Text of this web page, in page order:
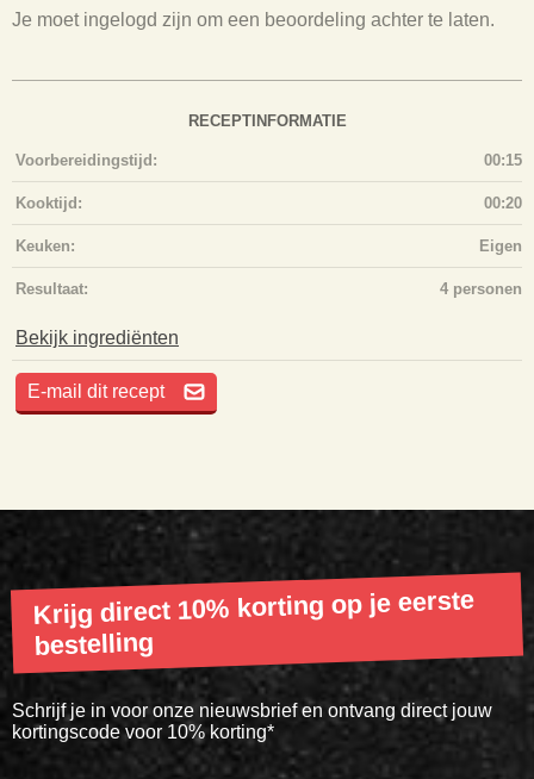
Je moet ingelogd zijn om een beoordeling achter te laten.
RECEPTINFORMATIE
Voorbereidingstijd: 00:15
Kooktijd: 00:20
Keuken: Eigen
Resultaat: 4 personen
Bekijk ingrediënten
E-mail dit recept
Krijg direct 10% korting op je eerste
bestelling
Schrijf je in voor onze nieuwsbrief en ontvang direct jouw
kortingscode voor 10% korting*